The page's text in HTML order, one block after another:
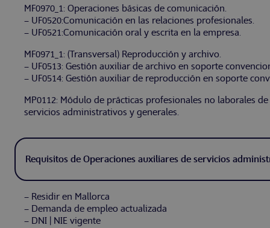
MF0970_1: Operaciones básicas de comunicación.
– UF0520:Comunicación en las relaciones profesionales.
– UF0521:Comunicación oral y escrita en la empresa.
MF0971_1: (Transversal) Reproducción y archivo.
– UF0513: Gestión auxiliar de archivo en soporte
– UF0514: Gestión auxiliar de reproducción en soporte
MP0112: Módulo de prácticas profesionales no laborales
servicios administrativos y generales.
Requisitos de Operaciones auxiliares de servicios
– Residir en Mallorca
– Demanda de empleo actualizada
– DNI | NIE vigente